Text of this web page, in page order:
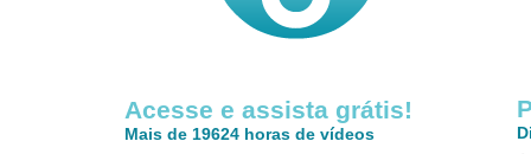
Acesse e assista grátis!
Mais de 19624 horas de vídeos